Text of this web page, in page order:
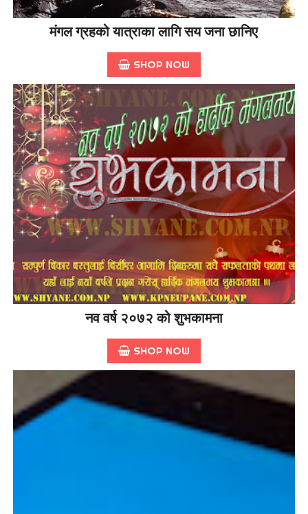
मंगल ग्रहको यात्राका लागि सय जना छानिए
SHOP NOW
नव वर्ष २०७२ को शुभकामना
SHOP NOW